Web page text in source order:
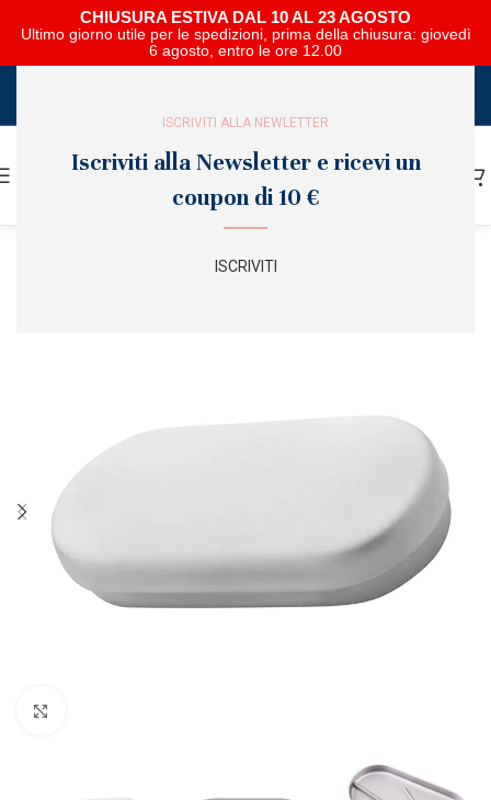
ISCRIVITI ALLA NEWLETTER
Iscriviti alla Newsletter e ricevi un
coupon di 10 €
ISCRIVITI
CHIUSURA ESTIVA DAL 10 AL 23 AGOSTO
Ultimo giorno utile per le spedizioni, prima della chiusura: giovedì
6 agosto, entro le ore 12.00